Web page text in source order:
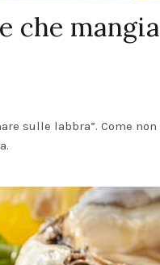
che
sulle labbra”. Come